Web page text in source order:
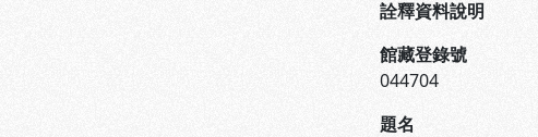
詮釋資料說明
館藏登錄號
044704
題名